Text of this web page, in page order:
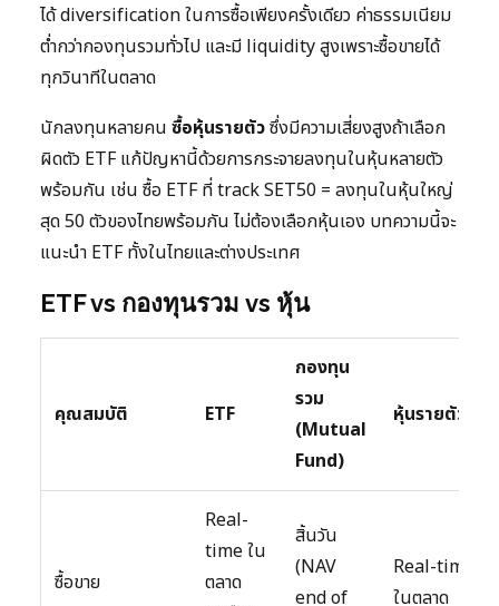
ได้ diversification ในการซื้อเพียงครั้งเดียว ค่าธรรมเนียม
ต่ำกว่ากองทุนรวมทั่วไป และมี liquidity สูงเพราะซื้อขายได้
ทุกวินาทีในตลาด
นักลงทุนหลายคน ซื้อหุ้นรายตัวซึ่งมีความเสี่ยงสูงถ้าเลือก
ผิดตัว ETF แก้ปัญหานี้ด้วยการกระจายลงทุนในหุ้นหลายตัว
พร้อมกัน เช่น ซื้อ ETF ที่ track SET50 = ลงทุนในหุ้นใหญ่
สุด 50 ตัวของไทยพร้อมกัน ไม่ต้องเลือกหุ้นเอง บทความนี้จะ
แนะนำ ETF ทั้งในไทยและต่างประเทศ
ETF vs กองทุนรวม vs หุ้น
คุณสมบัติ ETF
กองทุน
รวม
(Mutual
Fund)
หุ้นรายตัว
ซื้อขาย
Real-
time ใน
ตลาด
สิ้นวัน
(NAV
end of
Real-time
ในตลาด